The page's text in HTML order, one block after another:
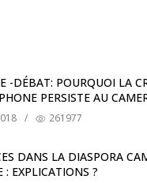
-DÉBAT: POURQUOI LA
PERSISTE AU
/ 261977
DANS LA DIASPORA
: EXPLICATIONS ?